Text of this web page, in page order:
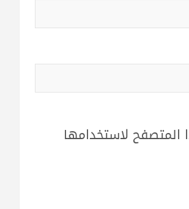
المتصفح لاستخدامها